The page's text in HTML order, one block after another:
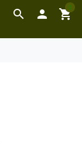
search  shopping_cart
0